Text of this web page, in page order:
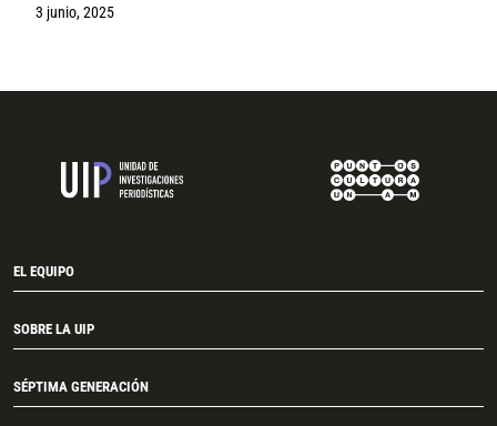
3 junio, 2025
EL EQUIPO
SOBRE LA UIP
SÉPTIMA GENERACIÓN